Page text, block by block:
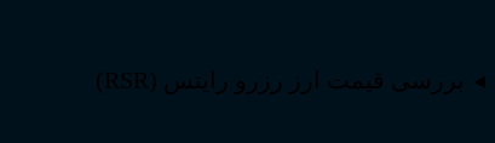
بررسی قیمت ارز رزرو رایتس (RSR)